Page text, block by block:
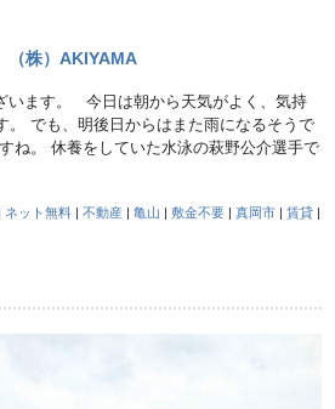
株）AKIYAMA
います。 今日は朝から天気がよく、気持
。 でも、明後日からはまた雨になるそうで
ね。 休養をしていた水泳の萩野公介選手で
ネット無料 |不動産 |亀山 |敷金不要 |真岡市 |賃貸 |